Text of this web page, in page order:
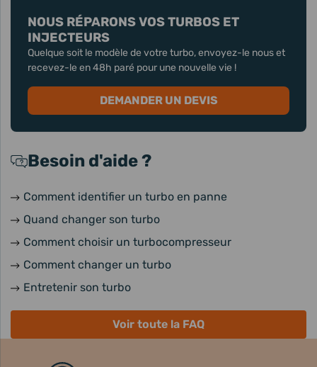
NOUS RÉPARONS VOS TURBOS ET
INJECTEURS
Quelque soit le modèle de votre turbo, envoyez-le nous et
recevez-le en 48h paré pour une nouvelle vie !
DEMANDER UN DEVIS
Besoin d'aide ?
Comment identifier un turbo en panne
Quand changer son turbo
Comment choisir un turbocompresseur
Comment changer un turbo
Entretenir son turbo
Voir toute la FAQ